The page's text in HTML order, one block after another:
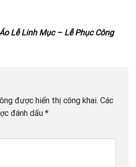
Lễ Linh Mục – Lễ Phục Công
được hiển thị công khai. Các
đánh dấu *